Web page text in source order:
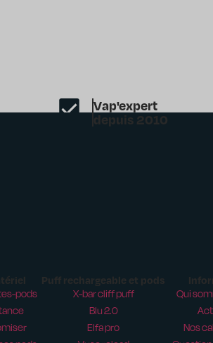
Vap'expert
depuis 2010
pods
Puff rechargeable et pods
X-bar cliff puff
Blu 2.0
Elfa pro
Qui
Nos